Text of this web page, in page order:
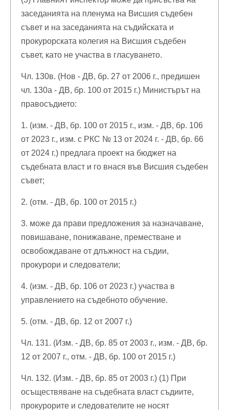
заседанията на пленума на Висшия съдебен
съвет и на заседанията на съдийската и
прокурорската колегия на Висшия съдебен
съвет, като не участва в гласуването.
Чл. 130в. (Нов - ДВ, бр. 27 от 2006 г., предишен
чл. 130а - ДВ, бр. 100 от 2015 г.) Министърът на
правосъдието:
1. (изм. - ДВ, бр. 100 от 2015 г., изм. - ДВ, бр. 106
от 2023 г., изм. с РКС № 13 от 2024 г. - ДВ, бр. 66
от 2024 г.) предлага проект на бюджет на
съдебната власт и го внася във Висшия съдебен
съвет;
2. (отм. - ДВ, бр. 100 от 2015 г.)
3. може да прави предложения за назначаване,
повишаване, понижаване, преместване и
освобождаване от длъжност на съдии,
прокурори и следователи;
4. (изм. - ДВ, бр. 106 от 2023 г.) участва в
управлението на съдебното обучение.
5. (отм. - ДВ, бр. 12 от 2007 г.)
Чл. 131. (Изм. - ДВ, бр. 85 от 2003 г., изм. - ДВ, бр.
12 от 2007 г., отм. - ДВ, бр. 100 от 2015 г.)
Чл. 132. (Изм. - ДВ, бр. 85 от 2003 г.) (1) При
осъществяване на съдебната власт съдиите,
прокурорите и следователите не носят